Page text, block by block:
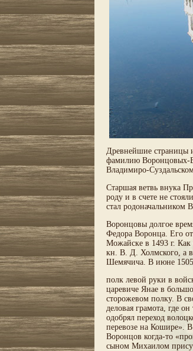
Древнейшие страницы
фамилию Воронцовых-
Владимиро-
Старшая ветвь внука
роду и в счете не
стал
Воронцовы долгое
Федора Воронца. Его
Можайске в 1493 г. Как
кн. В. Д. Холмского, а
Шемячича. В июне 1505
полк левой руки в
царевиче Янае в
сторожевом полку. В
деловая грамота, где
одобрял переход
перевозе на Кошире».
Воронцов когда-то
сыном Михаилом